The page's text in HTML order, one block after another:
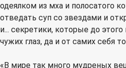
одеялком из мха и полосатого
отведать суп со звездами и
и... секретики, которые до
чужих глаз, да и от самих себя
«В мире так много мудреных